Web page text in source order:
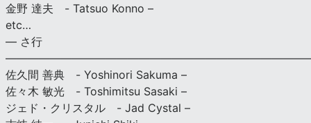
金野 達夫 - Tatsuo Konno –
etc…
— さ行
佐久間 善典 - Yoshinori Sakuma –
佐々木 敏光 - Toshimitsu Sasaki –
ジェド・クリスタル - Jad Cystal –